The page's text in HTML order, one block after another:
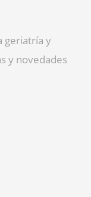
geriatría y
y novedades